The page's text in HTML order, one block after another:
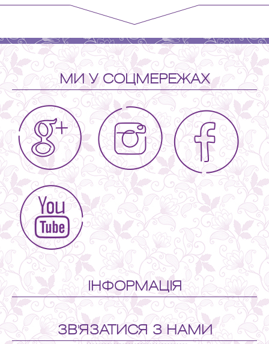
МИ У СОЦМЕРЕЖАХ
ІНФОРМАЦІЯ
ЗВ'ЯЗАТИСЯ З НАМИ